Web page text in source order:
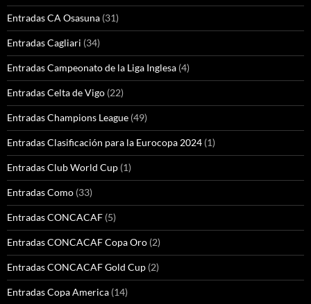
Entradas CA Osasuna (31)
Entradas Cagliari (34)
Entradas Campeonato de la Liga Inglesa (4)
Entradas Celta de Vigo (22)
Entradas Champions League (49)
Entradas Clasificación para la Eurocopa 2024 (1)
Entradas Club World Cup (1)
Entradas Como (33)
Entradas CONCACAF (5)
Entradas CONCACAF Copa Oro (2)
Entradas CONCACAF Gold Cup (2)
Entradas Copa America (14)